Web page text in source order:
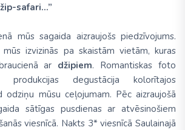
safari...”
mūs sagaida aizraujošs piedzīvojums.
izvizinās pa skaistām vietām, kuras
ar džipiem. Romantiskas foto
produkcijas degustācija kolorītajos
odziņu mūsu ceļojumam. Pēc aizraujošā
sātīgas pusdienas ar atvēsinošiem
viesnīcā. Nakts 3* viesnīcā Saulainajā